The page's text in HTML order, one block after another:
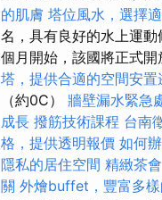
的肌膚 塔位風水，選擇
名，具有良好的水上運動
個月開始，該國將正式開
塔，提供合適的空間安置
（約0C） 牆壁漏水緊急
成長 撥筋技術課程 台南
格，提供透明報價 如何
隱私的居住空間 精緻茶
關 外燴buffet，豐富多